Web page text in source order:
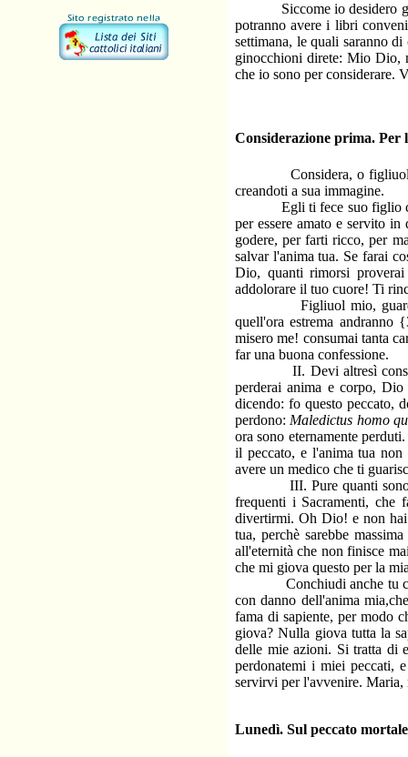
Siccome io desidero
potranno avere i libri
settimana, le quali saranno
ginocchioni direte: Mio Dio,
che io sono per considerare.
Considerazione prima. Per
Considera, o figliuolo,
creandoti a sua immagine.
Egli ti fece suo figlio col
per essere amato e servito
godere, per farti ricco, per
salvar l'anima tua. Se farai
Dio, quanti rimorsi
addolorare il tuo cuore! Ti
Figliuol mio, guardati
quell'ora estrema andranno
misero me! consumai tanta
far una buona confessione.
II. Devi altresì
perderai anima e corpo, Dio
dicendo: fo questo peccato,
perdono: Maledictus homo
ora sono eternamente
il peccato, e l'anima tua
avere un medico che ti
III. Pure quanti sono nei
frequenti i Sacramenti, che
divertirmi. Oh Dio! e non
tua, perchè sarebbe
all'eternità che non finisce
che mi giova questo per la
Conchiudi anche tu così:
con danno dell'anima
fama di sapiente, per modo
giova? Nulla giova tutta la
delle mie azioni. Si tratta di
perdonatemi i miei peccati,
servirvi per l'avvenire. Maria,
Lunedì. Sul peccato